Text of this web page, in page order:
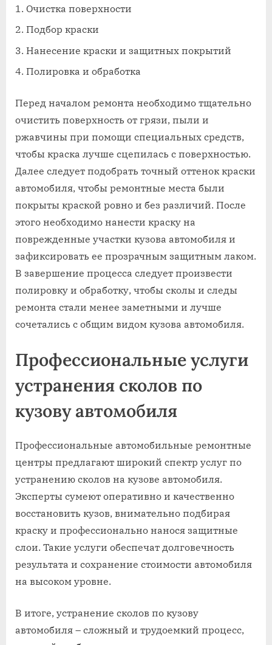
Очистка поверхности
Подбор краски
Нанесение краски и защитных покрытий
Полировка и обработка
Перед началом ремонта необходимо тщательно
очистить поверхность от грязи, пыли и
ржавчины при помощи специальных средств,
чтобы краска лучше сцепилась с поверхностью.
Далее следует подобрать точный оттенок краски
автомобиля, чтобы ремонтные места были
покрыты краской ровно и без различий. После
этого необходимо нанести краску на
поврежденные участки кузова автомобиля и
зафиксировать ее прозрачным защитным лаком.
В завершение процесса следует произвести
полировку и обработку, чтобы сколы и следы
ремонта стали менее заметными и лучше
сочетались с общим видом кузова автомобиля.
Профессиональные услуги
устранения сколов по
кузову автомобиля
Профессиональные автомобильные ремонтные
центры предлагают широкий спектр услуг по
устранению сколов на кузове автомобиля.
Эксперты сумеют оперативно и качественно
восстановить кузов, внимательно подбирая
краску и профессионально нанося защитные
слои. Такие услуги обеспечат долговечность
результата и сохранение стоимости автомобиля
на высоком уровне.
В итоге, устранение сколов по кузову
автомобиля – сложный и трудоемкий процесс,